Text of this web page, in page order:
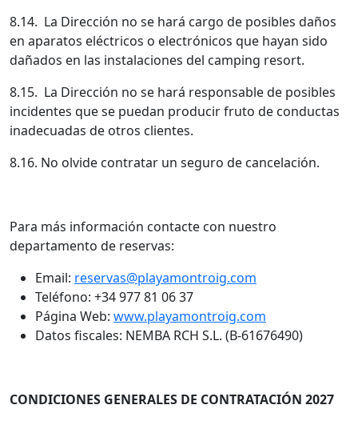
8.14. La Dirección no se hará cargo de posibles daños
en aparatos eléctricos o electrónicos que hayan sido
dañados en las instalaciones del camping resort.
8.15. La Dirección no se hará responsable de posibles
incidentes que se puedan producir fruto de conductas
inadecuadas de otros clientes.
8.16. No olvide contratar un seguro de cancelación.
Para más información contacte con nuestro
departamento de reservas:
Email: reservas@playamontroig.com
Teléfono: +34 977 81 06 37
Página Web: www.playamontroig.com
Datos fiscales: NEMBA RCH S.L. (B-61676490)
CONDICIONES GENERALES DE CONTRATACIÓN 2027